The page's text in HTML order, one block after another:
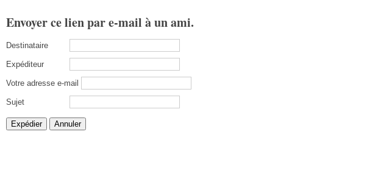
Envoyer ce lien par e-mail à un ami.
Destinataire
Expéditeur
Votre adresse e-mail
Sujet
Expédier Annuler